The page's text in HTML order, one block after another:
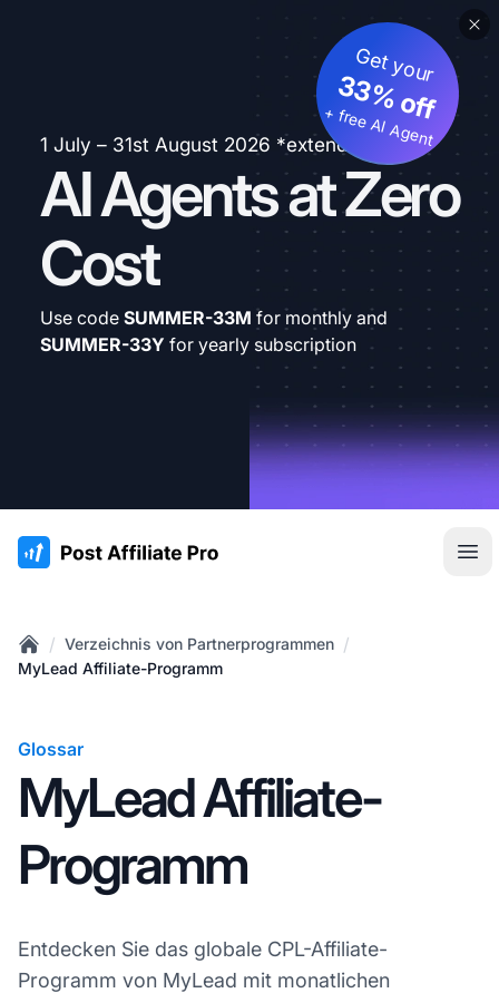
1 July – 31st August 2026 *extended
AI Agents at Zero
Cost
Get your
33% off
+ free AI Agent
Use code SUMMER-33M for monthly and
SUMMER-33Y for yearly subscription
:site.title
Home
/ Verzeichnis von Partnerprogrammen /
MyLead Affiliate-Programm
Glossar
MyLead Affiliate-
Programm
Entdecken Sie das globale CPL-Affiliate-
Programm von MyLead mit monatlichen